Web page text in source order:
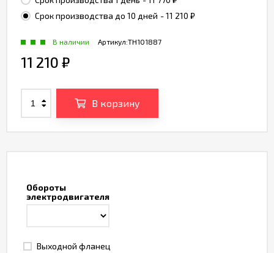
Обороты
электродвигателя
Выходной фланец
Срок производства до 10 дней - 11 210 ₽
Артикул:TH101887
В наличии
11 210 ₽
В корзину